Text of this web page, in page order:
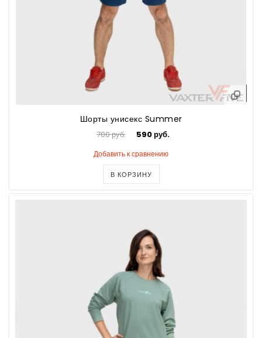
Шорты унисекс Summer
700 руб. 590 руб.
Добавить к сравнению
В КОРЗИНУ